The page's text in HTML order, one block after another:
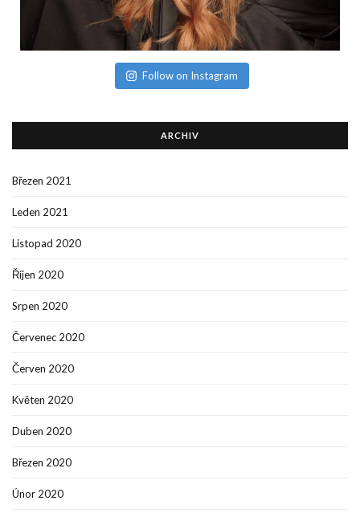
Follow on Instagram
ARCHIV
Březen 2021
Leden 2021
Listopad 2020
Říjen 2020
Srpen 2020
Červenec 2020
Červen 2020
Květen 2020
Duben 2020
Březen 2020
Únor 2020